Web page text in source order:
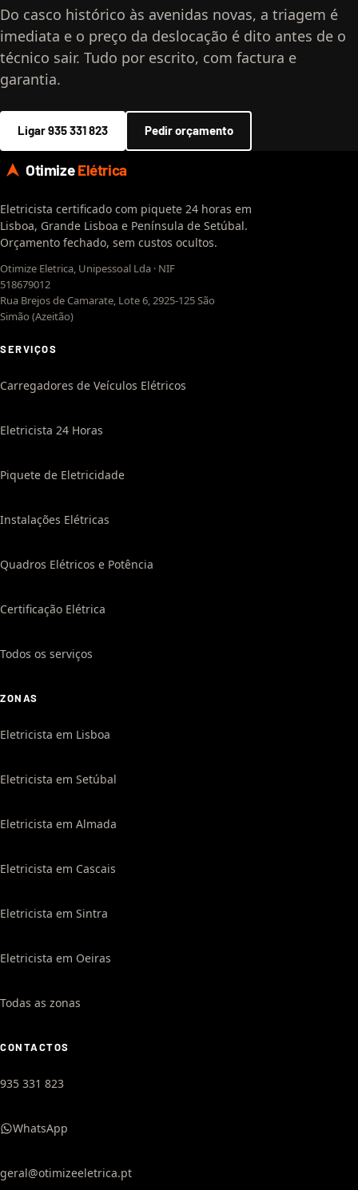
Do casco histórico às avenidas novas, a triagem é
imediata e o preço da deslocação é dito antes de o
técnico sair. Tudo por escrito, com factura e
garantia.
Ligar 935 331 823 Pedir orçamento
OtimizeElétrica
Eletricista certificado com piquete 24 horas em
Lisboa, Grande Lisboa e Península de Setúbal.
Orçamento fechado, sem custos ocultos.
Otimize Eletrica, Unipessoal Lda · NIF
518679012
Rua Brejos de Camarate, Lote 6, 2925-125 São
Simão (Azeitão)
SERVIÇOS
Carregadores de Veículos Elétricos
Eletricista 24 Horas
Piquete de Eletricidade
Instalações Elétricas
Quadros Elétricos e Potência
Certificação Elétrica
Todos os serviços
ZONAS
Eletricista em Lisboa
Eletricista em Setúbal
Eletricista em Almada
Eletricista em Cascais
Eletricista em Sintra
Eletricista em Oeiras
Todas as zonas
CONTACTOS
935 331 823
WhatsApp
geral@otimizeeletrica.pt